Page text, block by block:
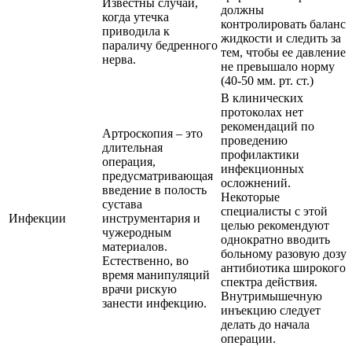
Известны случаи,
когда утечка
приводила к
параличу бедренного
нерва.
должны
контролировать баланс
жидкости и следить за
тем, чтобы ее давление
не превышало норму
(40-50 мм. рт. ст.)
Инфекции
Артроскопия – это
длительная
операция,
предусматривающая
введение в полость
сустава
инструментария и
чужеродным
материалов.
Естественно, во
время манипуляций
врачи рискую
занести инфекцию.
В клинических
протоколах нет
рекомендаций по
проведению
профилактики
инфекционных
осложнений.
Некоторые
специалисты с этой
целью рекомендуют
однократно вводить
больному разовую дозу
антибиотика широкого
спектра действия.
Внутримышечную
инъекцию следует
делать до начала
операции.